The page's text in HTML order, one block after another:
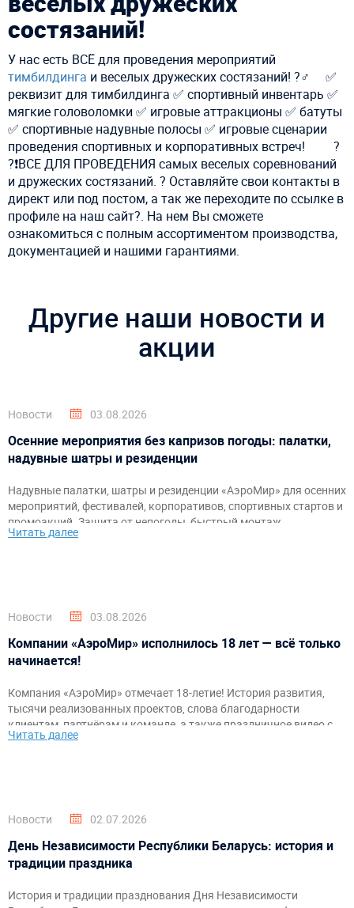
состязаний!
У нас есть ВСЁ для проведения мероприятий
тимбилдинга и веселых дружеских состязаний! ?‍♂️ ⠀ ✅
реквизит для тимбилдинга ✅ спортивный инвентарь ✅
мягкие головоломки ✅ игровые аттракционы ✅ батуты
✅ спортивные надувные полосы ✅ игровые сценарии
проведения спортивных и корпоративных встреч! ⠀ ⠀ ?
?❗ВСЕ ДЛЯ ПРОВЕДЕНИЯ самых веселых соревнований
и дружеских состязаний. ? Оставляйте свои контакты в
директ или под постом, а так же переходите по ссылке в
профиле на наш сайт?. На нем Вы сможете
ознакомиться с полным ассортиментом производства,
документацией и нашими гарантиями.
Другие наши новости и
акции
Новости 03.08.2026
Осенние мероприятия без капризов погоды: палатки,
надувные шатры и резиденции
Надувные палатки, шатры и резиденции «АэроМир» для осенних
мероприятий, фестивалей, корпоративов, спортивных стартов и
промоакций. Защита от непогоды, быстрый монтаж,
брендирование и комфортное пространство для гостей и
Читать далее
Новости 03.08.2026
Компании «АэроМир» исполнилось 18 лет — всё только
начинается!
Компания «АэроМир» отмечает 18-летие! История развития,
тысячи реализованных проектов, слова благодарности
клиентам, партнёрам и команде, а также праздничное видео с
самыми яркими моментами за годы работы.
Читать далее
Новости 02.07.2026
День Независимости Республики Беларусь: история и
традиции праздника
История и традиции празднования Дня Независимости